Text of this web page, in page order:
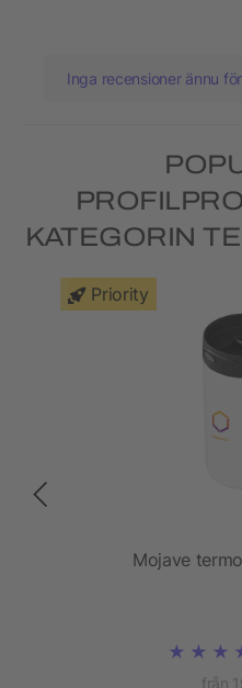
Inga recensioner ännu
KATEGORIN
Priority
Mojave
från